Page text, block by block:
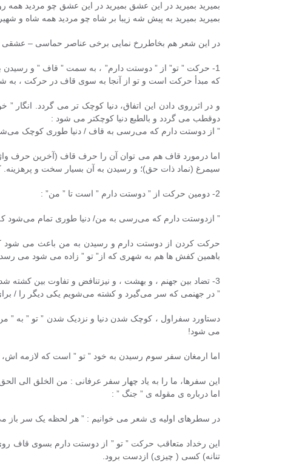
بمیرید بمیرید در این عشق بمیرید در این عشق چو مردید همه
بمیرید بمیرید به پیش شه زیبا بر شاه چو مردید همه شاه و
در این شعر هم بخاطررخ نمایی برخی عناصر حماسی – عشقی
1- حرکت ” تو” از ” دوستت دارم” ، به سمت ” قاف ” و
که مبدأ حرکت است و تو از آنجا به سوی قاف در حرکت ، به
و در اثرروی دادن این اتفاق، دنیا کوچک تر می گردد.
دوقطب می گردد و بالطبع دنیا کوچکتر می شود :
” از دوستت دارم که می‌رسی به قاف / دنیا طوری کوچک
اما درمورد قاف هم می توان آن را حرف قاف (آخرین حرف
سیمرغ (نماد ذات حق)؛ و رسیدن به آن بسیار سخت و
2- دومین حرکت از ” دوستت دارم ” است تا ” من” :
” ازدوستت دارم که می‌رسی به من/ دنیا طوری تمام می‌شود
حرکت کردن از دوستت دارم و رسیدن به من باعث می شود
باهمین کفش ها هم به شهری که از” تو ” زاده می شود می
3- تضاد بین جهنم ، و بهشت ، و نیزتنافض و تفاوت بین کشته شدن یکی دیگر، و مردن تو ، و مرده ی یکدیگر بودن :
” در جهنمی که سر می‌گیرد و کشته می‌شویم یکی دیگر را /
دستاورد سفراول ، کوچک شدن دنیا و نزدیک شدن ” تو ” به ”
می شود!
اما ارمغان سفر سوم رسیدن به خود ” تو ” است که لازمه اش،
این سفرها، ما را به یاد چهار سفر عرفانی : من الخلق الی
اما درباره ی مقوله ی ” جنگ ” :
در سطرهای اولیه ی شعر می خوانیم : ” هر لحظه یک سر باز
این رخداد متعاقب حرکت ” تو ” از دوستت دارم بسوی قاف
تنانه) کسی ( چیزی) ازدست برود.